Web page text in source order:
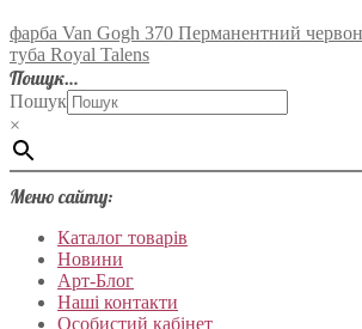
фарба Van Gogh 370 Перманентний
туба Royal Talens
Пошук…
Пошук
×
Меню сайту:
Каталог товарів
Новини
Арт-Блог
Наші контакти
Особистий кабінет